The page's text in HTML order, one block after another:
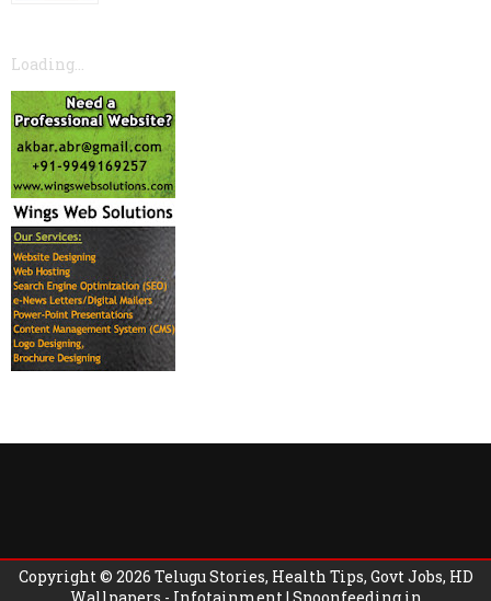
Loading...
Copyright © 2026 Telugu Stories, Health Tips, Govt Jobs, HD
Wallpapers - Infotainment | Spoonfeeding.in